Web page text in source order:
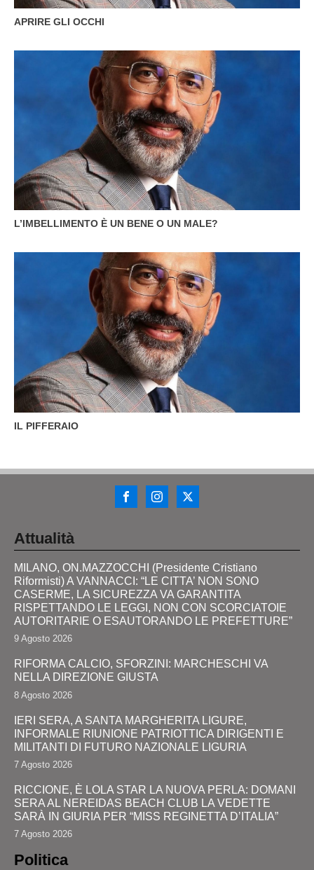
APRIRE GLI OCCHI
L’IMBELLIMENTO È UN BENE O UN MALE?
IL PIFFERAIO
Attualità
MILANO, ON.MAZZOCCHI (Presidente Cristiano
Riformisti) A VANNACCI: “LE CITTA’ NON SONO
CASERME, LA SICUREZZA VA GARANTITA
RISPETTANDO LE LEGGI, NON CON SCORCIATOIE
AUTORITARIE O ESAUTORANDO LE PREFETTURE”
9 Agosto 2026
RIFORMA CALCIO, SFORZINI: MARCHESCHI VA
NELLA DIREZIONE GIUSTA
8 Agosto 2026
IERI SERA, A SANTA MARGHERITA LIGURE,
INFORMALE RIUNIONE PATRIOTTICA DIRIGENTI E
MILITANTI DI FUTURO NAZIONALE LIGURIA
7 Agosto 2026
RICCIONE, È LOLA STAR LA NUOVA PERLA: DOMANI
SERA AL NEREIDAS BEACH CLUB LA VEDETTE
SARÀ IN GIURIA PER “MISS REGINETTA D’ITALIA”
7 Agosto 2026
Politica